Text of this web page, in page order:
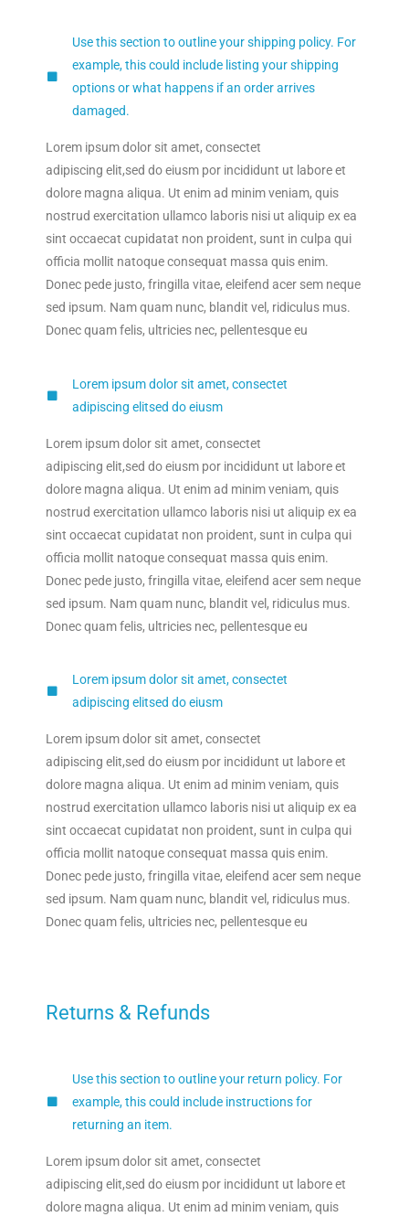
Use this section to outline your shipping policy. For
example, this could include listing your shipping
options or what happens if an order arrives
damaged.
Lorem ipsum dolor sit amet, consectet
adipiscing elit,sed do eiusm por incididunt ut labore et
dolore magna aliqua. Ut enim ad minim veniam, quis
nostrud exercitation ullamco laboris nisi ut aliquip ex ea
sint occaecat cupidatat non proident, sunt in culpa qui
officia mollit natoque consequat massa quis enim.
Donec pede justo, fringilla vitae, eleifend acer sem neque
sed ipsum. Nam quam nunc, blandit vel, ridiculus mus.
Donec quam felis, ultricies nec, pellentesque eu
Lorem ipsum dolor sit amet, consectet
adipiscing elitsed do eiusm
Lorem ipsum dolor sit amet, consectet
adipiscing elit,sed do eiusm por incididunt ut labore et
dolore magna aliqua. Ut enim ad minim veniam, quis
nostrud exercitation ullamco laboris nisi ut aliquip ex ea
sint occaecat cupidatat non proident, sunt in culpa qui
officia mollit natoque consequat massa quis enim.
Donec pede justo, fringilla vitae, eleifend acer sem neque
sed ipsum. Nam quam nunc, blandit vel, ridiculus mus.
Donec quam felis, ultricies nec, pellentesque eu
Lorem ipsum dolor sit amet, consectet
adipiscing elitsed do eiusm
Lorem ipsum dolor sit amet, consectet
adipiscing elit,sed do eiusm por incididunt ut labore et
dolore magna aliqua. Ut enim ad minim veniam, quis
nostrud exercitation ullamco laboris nisi ut aliquip ex ea
sint occaecat cupidatat non proident, sunt in culpa qui
officia mollit natoque consequat massa quis enim.
Donec pede justo, fringilla vitae, eleifend acer sem neque
sed ipsum. Nam quam nunc, blandit vel, ridiculus mus.
Donec quam felis, ultricies nec, pellentesque eu
Returns & Refunds
Use this section to outline your return policy. For
example, this could include instructions for
returning an item.
Lorem ipsum dolor sit amet, consectet
adipiscing elit,sed do eiusm por incididunt ut labore et
dolore magna aliqua. Ut enim ad minim veniam, quis